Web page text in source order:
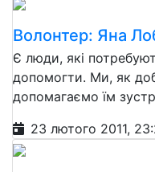
Волонтер: Яна
Є люди, які
допомогти. Ми, як
допомагаємо їм
23 лютого 2011,